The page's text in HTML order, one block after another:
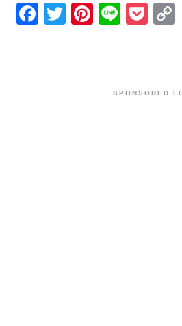
Facebook
Twitter
Pinterest
Line
SPONSORED